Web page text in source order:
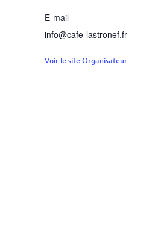
E-mail
info@cafe-lastronef.fr
Voir le site Organisateur